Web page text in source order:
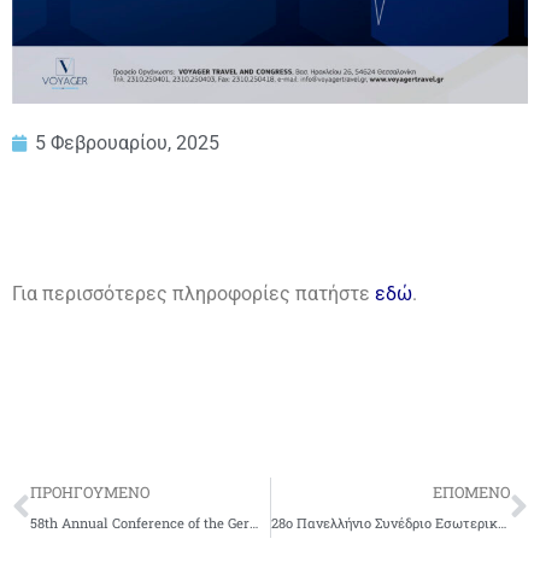
5 Φεβρουαρίου, 2025
Για περισσότερες πληροφορίες πατήστε εδώ.
ΠΡΟΗΓΟΥΜΕΝΟ
58th Annual Conference of the German Society for Transfusion Medicine and Immunohaematology (DGTI)
ΕΠΟΜΕΝΟ
28ο Πανελλήνιο Συνέδριο Εσωτερικής Παθολογίας (24 – 27 Σεπτεμβρίου 2025, Μέγαρο Συνεδριακό Κέντρο, Αθήνα)